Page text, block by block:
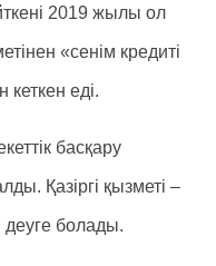
2019 жылы ол
«сенім кредиті
еді.
басқару
Қазіргі қызметі –
деуге болады.